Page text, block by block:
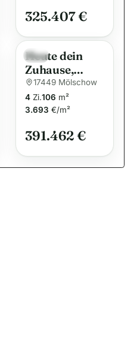
s
325.407 €
Neu
Heute dein
Zuhause,
morgen deine
Zukunft.
17449 Mölschow
4 Zi.106 m²
3.693 €/m²
391.462 €